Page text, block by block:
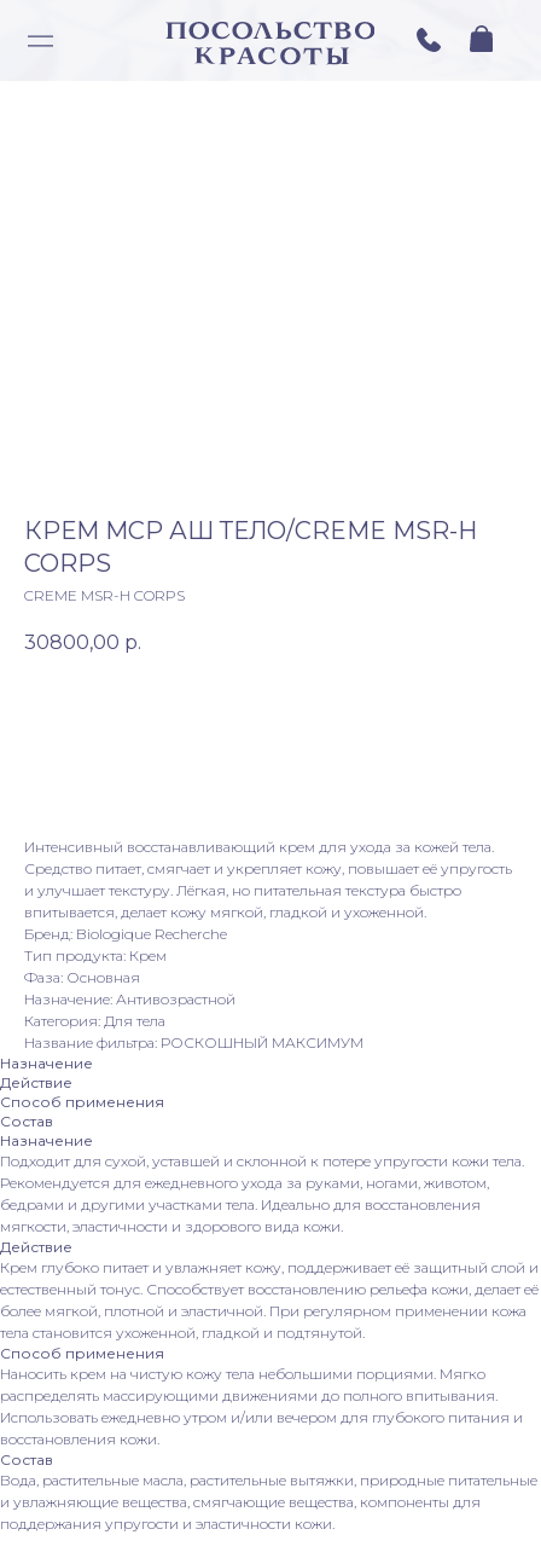
КРЕМ МСР АШ ТЕЛО/CREME MSR-H
CORPS
CREME MSR-H CORPS
30800,00 р.
Интенсивный восстанавливающий крем для ухода за кожей тела.
Средство питает, смягчает и укрепляет кожу, повышает её упругость
и улучшает текстуру. Лёгкая, но питательная текстура быстро
впитывается, делает кожу мягкой, гладкой и ухоженной.
Бренд: Biologique Recherche
Тип продукта: Крем
Фаза: Основная
Назначение: Антивозрастной
Категория: Для тела
Название фильтра: РОСКОШНЫЙ МАКСИМУМ
Назначение
Действие
Способ применения
Состав
Назначение
Подходит для сухой, уставшей и склонной к потере упругости кожи тела.
Рекомендуется для ежедневного ухода за руками, ногами, животом,
бедрами и другими участками тела. Идеально для восстановления
мягкости, эластичности и здорового вида кожи.
Действие
Крем глубоко питает и увлажняет кожу, поддерживает её защитный слой и
естественный тонус. Способствует восстановлению рельефа кожи, делает её
более мягкой, плотной и эластичной. При регулярном применении кожа
тела становится ухоженной, гладкой и подтянутой.
Способ применения
Наносить крем на чистую кожу тела небольшими порциями. Мягко
распределять массирующими движениями до полного впитывания.
Использовать ежедневно утром и/или вечером для глубокого питания и
восстановления кожи.
Состав
Вода, растительные масла, растительные вытяжки, природные питательные
и увлажняющие вещества, смягчающие вещества, компоненты для
поддержания упругости и эластичности кожи.
Товарные знаки
Все права защищены, 2026
ООО Клиника «Посольство красоты»
ИНН 2538042700
ОГРН 1022501915413